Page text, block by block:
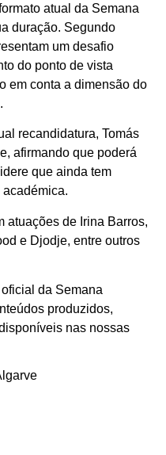
atual da Semana
duração. Segundo
um desafio
do ponto de vista
em conta a dimensão do
recandidatura, Tomás
afirmando que poderá
que ainda tem
atuações de Irina Barros,
e Djodje, entre outros
da Semana
produzidos,
nas nossas